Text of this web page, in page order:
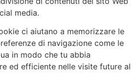
media.
ci aiutano a memorizzare le
di navigazione come le
in modo che tu abbia
ed efficiente nelle visite future al